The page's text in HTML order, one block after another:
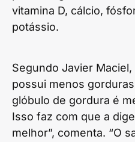
vitamina D, cálcio,
potássio.
Segundo Javier
possui menos
glóbulo de gordura é
Isso faz com que a
melhor”, comenta. “O